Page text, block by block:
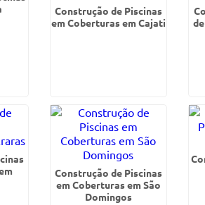
Construção de Piscinas
em Coberturas em Cajati
Construção de Piscinas
em Coberturas em São
Domingos